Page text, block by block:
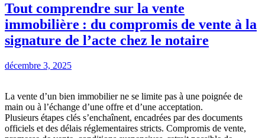
location
Tout comprendre sur la vente
immobilière : du compromis de vente à la
signature de l’acte chez le notaire
décembre 3, 2025
La vente d’un bien immobilier ne se limite pas à une poignée de
main ou à l’échange d’une offre et d’une acceptation.
Plusieurs étapes clés s’enchaînent, encadrées par des documents
officiels et des délais réglementaires stricts. Compromis de vente,